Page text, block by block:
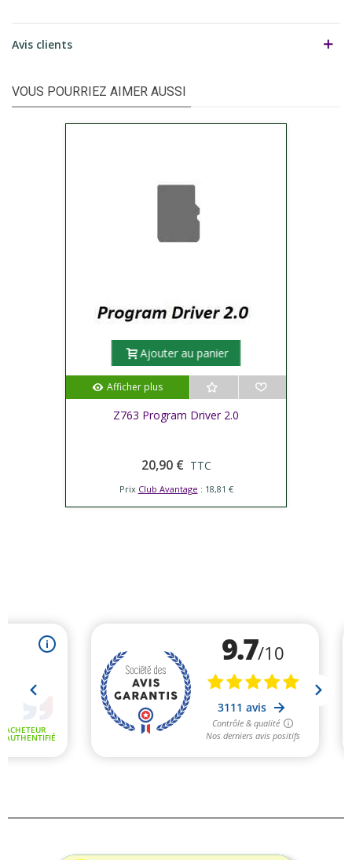
Avis clients
VOUS POURRIEZ AIMER AUSSI
Ajouter au panier
Afficher plus
Z763 Program Driver 2.0
20,90 € TTC
Prix Club Avantage : 18,81 €